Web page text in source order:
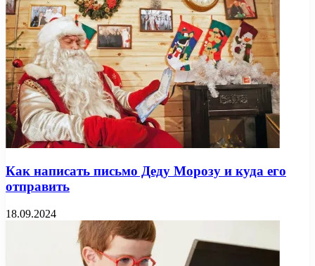
Как написать письмо Деду Морозу и куда его
отправить
18.09.2024